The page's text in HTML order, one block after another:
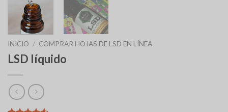
INICIO / COMPRAR HOJAS DE LSD EN LÍNEA
LSD líquido